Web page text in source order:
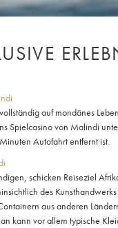
auf mondänes
Spielcasino von Malindi
Autofahrt entfernt ist.
schicken Reiseziel
des
aus anderen
kann vor allem typische